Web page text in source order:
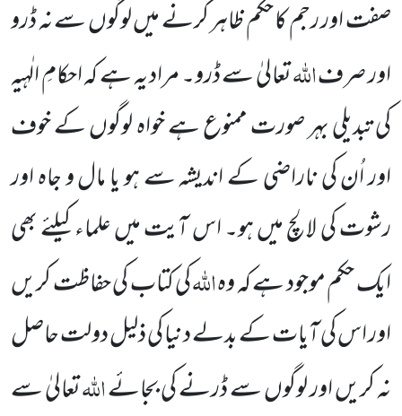
صفت اور رجم کا حکم ظاہر کرنے میں لوگوں سے نہ ڈرو
اور صرفاللہتعالیٰ سے ڈرو۔ مراد یہ ہے کہ احکامِ الٰہیہ
کی تبدیلی بہر صورت ممنوع ہے خواہ لوگوں کے خوف
اور اُن کی ناراضی کے اندیشہ سے ہو یا مال و جاہ اور
رشوت کی لالچ میں ہو۔ اس آیت میں علماء کیلئےبھی
ایک حکم موجود ہے کہ وہاللہکی کتاب کی حفاظت کریں
اور اس کی آیات کے بدلے دنیا کی ذلیل دولت حاصل
نہ کریںاور لوگوں سے ڈرنے کی بجائےاللہتعالیٰ سے